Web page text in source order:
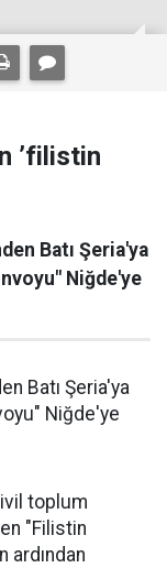
’filistin
Batı Şeria'ya
Niğde'ye
Batı Şeria'ya
Niğde'ye
toplum
"Filistin
ardından